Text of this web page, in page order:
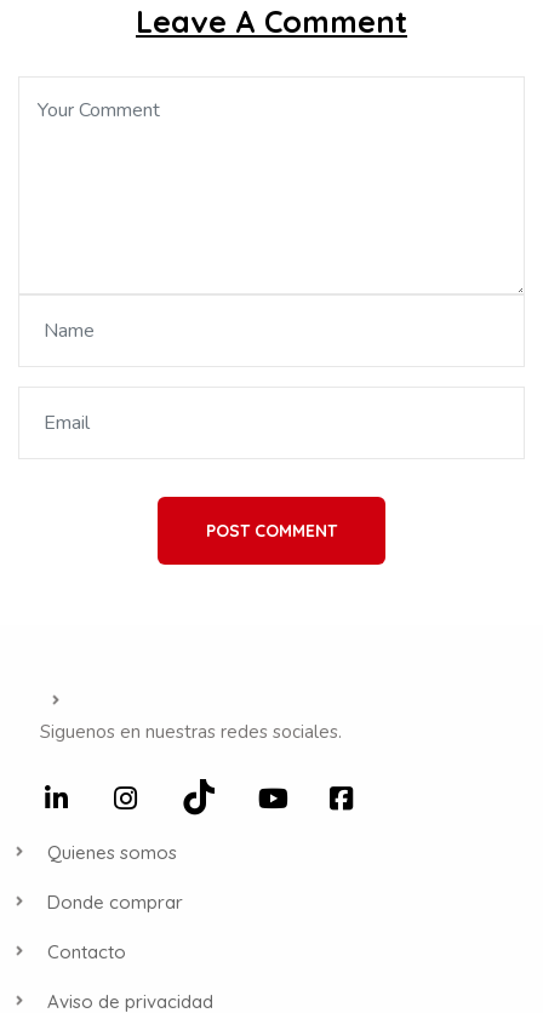
Leave A Comment
POST COMMENT
Siguenos en nuestras redes sociales.
Quienes somos
Donde comprar
Contacto
Aviso de privacidad